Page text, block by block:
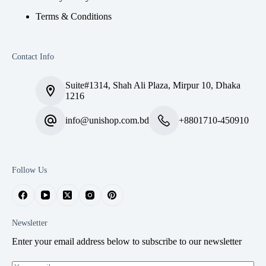
Terms & Conditions
Contact Info
Suite#1314, Shah Ali Plaza, Mirpur 10, Dhaka
1216
info@unishop.com.bd +8801710-450910
Follow Us
Newsletter
Enter your email address below to subscribe to our newsletter